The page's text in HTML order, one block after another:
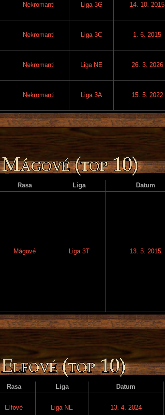
Nekromanti Liga 3G 14. 10. 2015
Nekromanti Liga 3C 1. 6. 2015
Nekromanti Liga NE 26. 3. 2026
Nekromanti Liga 3A 15. 5. 2022
Rasa Liga Datum
Mágové Liga 3T 13. 5. 2015
Rasa Liga Datum
Elfové Liga NE 13. 4. 2024